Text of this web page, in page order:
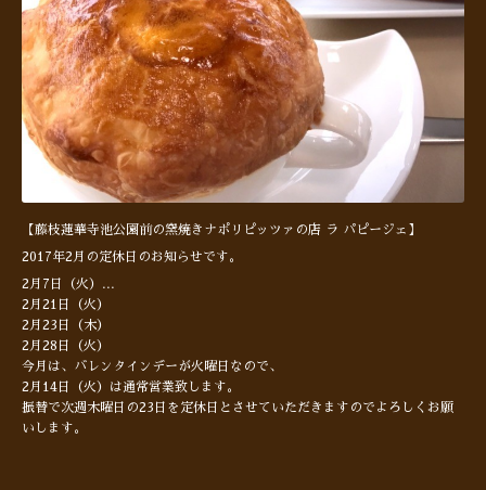
【藤枝蓮華寺池公園前の窯焼きナポリピッツァの店 ラ パピージェ】
2017年2月の定休日のお知らせです。
2月7日（火） ...
2月21日（火）
2月23日（木）
2月28日（火）
今月は、バレンタインデーが火曜日なので、
2月14日（火）は通常営業致します。
振替で次週木曜日の23日を定休日とさせていただきますのでよろしくお願
いします。